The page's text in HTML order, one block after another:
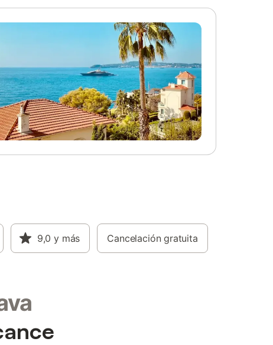
9,0 y más Cancelación gratuita